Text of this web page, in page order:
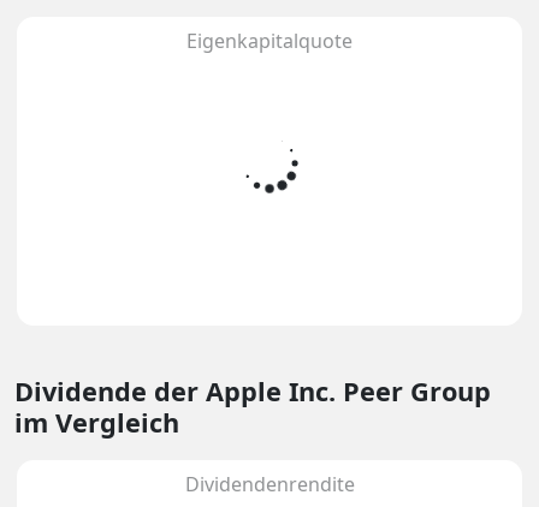
Eigenkapitalquote
Dividende der Apple Inc. Peer Group
im Vergleich
Dividendenrendite